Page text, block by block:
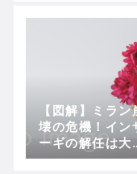
【図解】ミラン
壊の危機！イン
ーギの解任は大
めか！？